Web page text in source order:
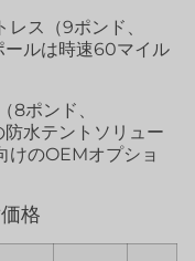
ス（9ポンド、
ルは時速60マイル
8ポンド、
水テントソリュー
けのOEMオプショ
格